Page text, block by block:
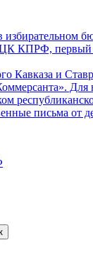
КПРФ, первый
Кавказа и
письма